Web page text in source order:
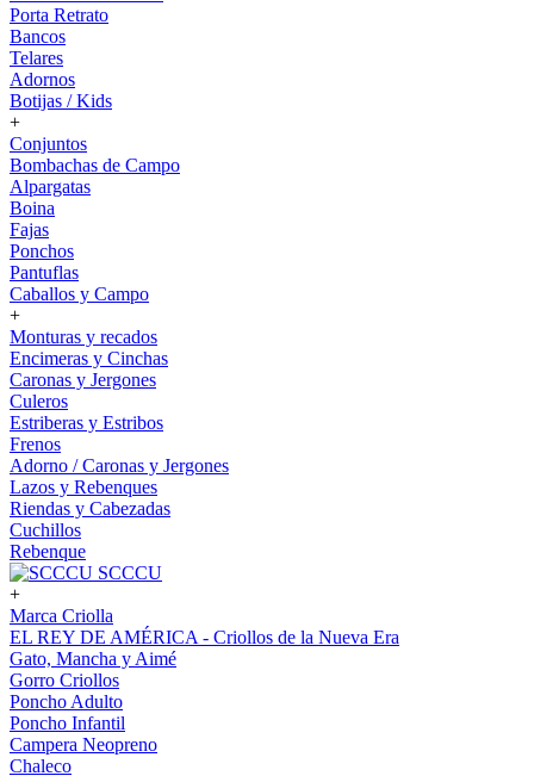
Porta Retrato
Bancos
Telares
Adornos
Botijas / Kids
+
Conjuntos
Bombachas de Campo
Alpargatas
Boina
Fajas
Ponchos
Pantuflas
Caballos y Campo
+
Monturas y recados
Encimeras y Cinchas
Caronas y Jergones
Culeros
Estriberas y Estribos
Frenos
Adorno / Caronas y Jergones
Lazos y Rebenques
Riendas y Cabezadas
Cuchillos
Rebenque
SCCCU
+
Marca Criolla
EL REY DE AMÉRICA - Criollos de la Nueva Era
Gato, Mancha y Aimé
Gorro Criollos
Poncho Adulto
Poncho Infantil
Campera Neopreno
Chaleco